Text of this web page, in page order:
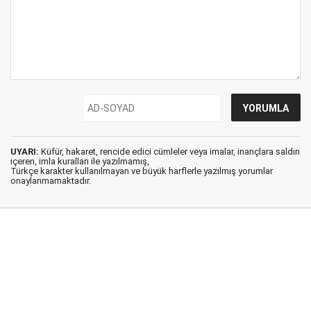
UYARI: Küfür, hakaret, rencide edici cümleler veya imalar, inançlara saldırı
içeren, imla kuralları ile yazılmamış,
Türkçe karakter kullanılmayan ve büyük harflerle yazılmış yorumlar
onaylanmamaktadır.